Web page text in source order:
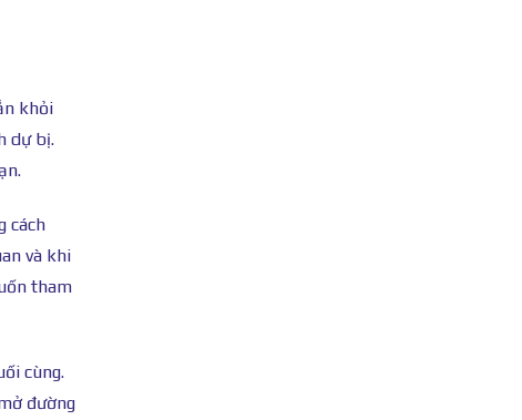
khỏi
dự bị.
cách
và khi
tham
cùng.
đường